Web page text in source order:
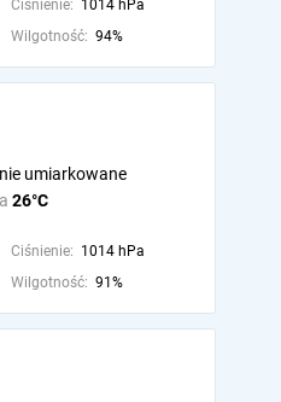
Ciśnienie: 1014 hPa
Wilgotność: 94%
26°C
umiarkowane
Ciśnienie: 1014 hPa
Wilgotność: 91%